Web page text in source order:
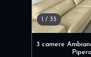
1 / 35
3 camere